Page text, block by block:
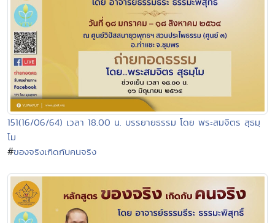
151(16/06/64) เวลา 18.00 น. บรรยายธรรม โดย พระสมจิตร สุธมฺ
โม
#ของจริงเกิดกับคนจริง